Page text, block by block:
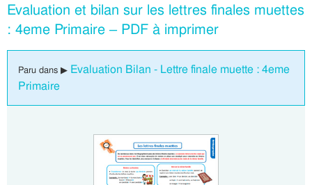
Evaluation et bilan sur les lettres finales muettes
: 4eme Primaire – PDF à imprimer
Paru dans ▶ Evaluation Bilan - Lettre finale muette : 4eme
Primaire